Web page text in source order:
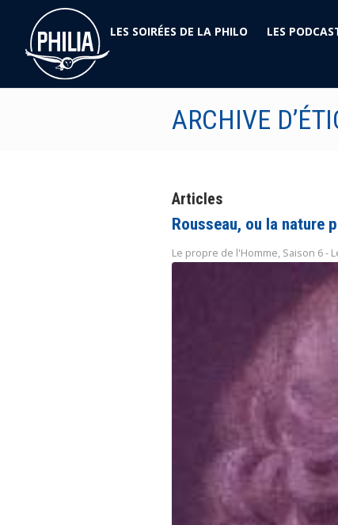
LES SOIRÉES DE LA PHILO
LES
ARCHIVE
Articles
Rousseau, ou la nature
Le propre de l'Homme, Saison 6 -